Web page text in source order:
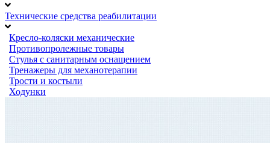
Технические средства реабилитации
Кресло-коляски механические
Противопролежные товары
Стулья с санитарным оснащением
Тренажеры для механотерапии
Трости и костыли
Ходунки